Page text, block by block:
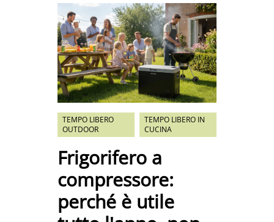
TEMPO LIBERO
OUTDOOR
TEMPO LIBERO IN
CUCINA
Frigorifero a
compressore:
perché è utile